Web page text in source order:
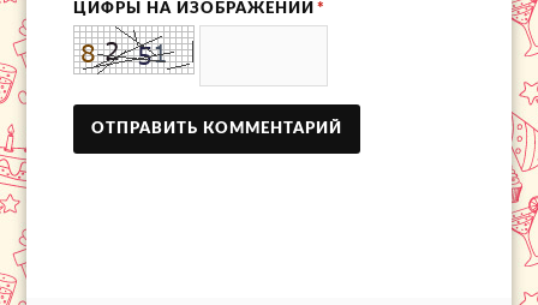
ЦИФРЫ НА ИЗОБРАЖЕНИИ *